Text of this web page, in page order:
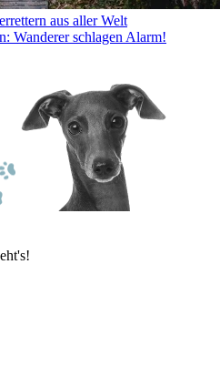
aus aller Welt
Wanderer schlagen Alarm!